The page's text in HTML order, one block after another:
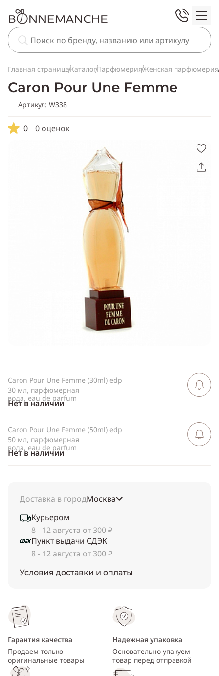
Главная страницаКаталогПарфюмерияЖенская парфюмерия
Caron Pour Une Femme
Артикул: W338
0 0 оценок
Caron Pour Une Femme (30ml) edp
30 мл, парфюмерная
вода, eau de parfum
Нет в наличии
Сообщить
Caron Pour Une Femme (50ml) edp
50 мл, парфюмерная
вода, eau de parfum
Нет в наличии
Сообщить
Доставка в городМосква
Курьером
8 - 12 августа от 300 ₽
Пункт выдачи СДЭК
8 - 12 августа от 300 ₽
Условия доставки и оплаты
Гарантия качества
Продаем только
оригинальные товары
Надежная упаковка
Основательно упакуем
товар перед отправкой